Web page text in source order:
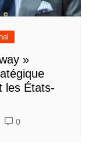
»
les États-
0